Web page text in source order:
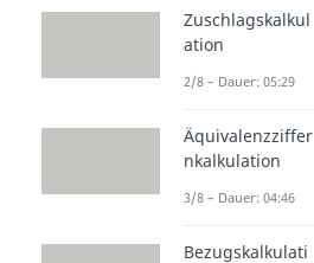
Zuschlagskalkul
ation
2/8 – Dauer: 05:29
Äquivalenzziffer
nkalkulation
3/8 – Dauer: 04:46
Bezugskalkulati